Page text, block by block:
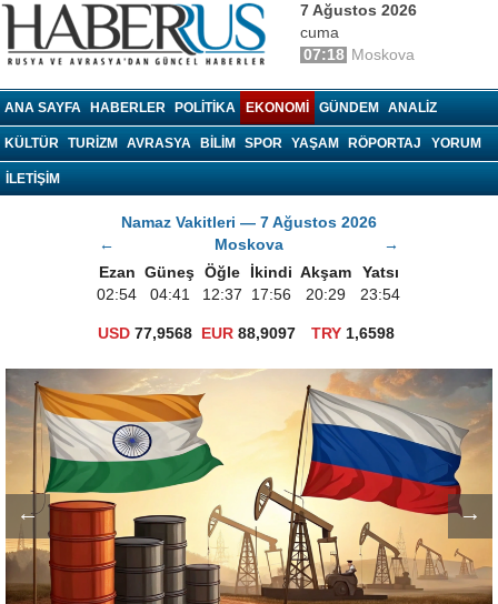
7 Ağustos 2026
cuma
07:18 Moskova
ANA SAYFA HABERLER POLITIKA EKONOMI GÜNDEM ANALIZ
KÜLTÜR TURIZM AVRASYA BILIM SPOR YAŞAM RÖPORTAJ YORUM
İLETİŞİM
Namaz Vakitleri — 7 Ağustos 2026
←
Moskova
→
Ezan Güneş Öğle İkindi Akşam
Yatsı
02:54
04:41 12:37 17:56 20:29 23:54
USD 77,9568 EUR 88,9097 TRY1,6598
← →